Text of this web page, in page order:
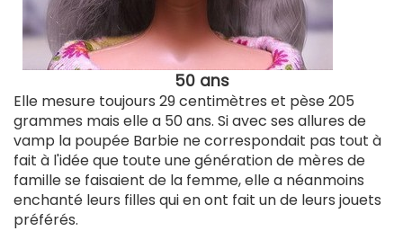
50 ans
Elle mesure toujours 29 centimètres et pèse 205
grammes mais elle a 50 ans. Si avec ses allures de
vamp la poupée Barbie ne correspondait pas tout à
fait à l'idée que toute une génération de mères de
famille se faisaient de la femme, elle a néanmoins
enchanté leurs filles qui en ont fait un de leurs jouets
préférés.